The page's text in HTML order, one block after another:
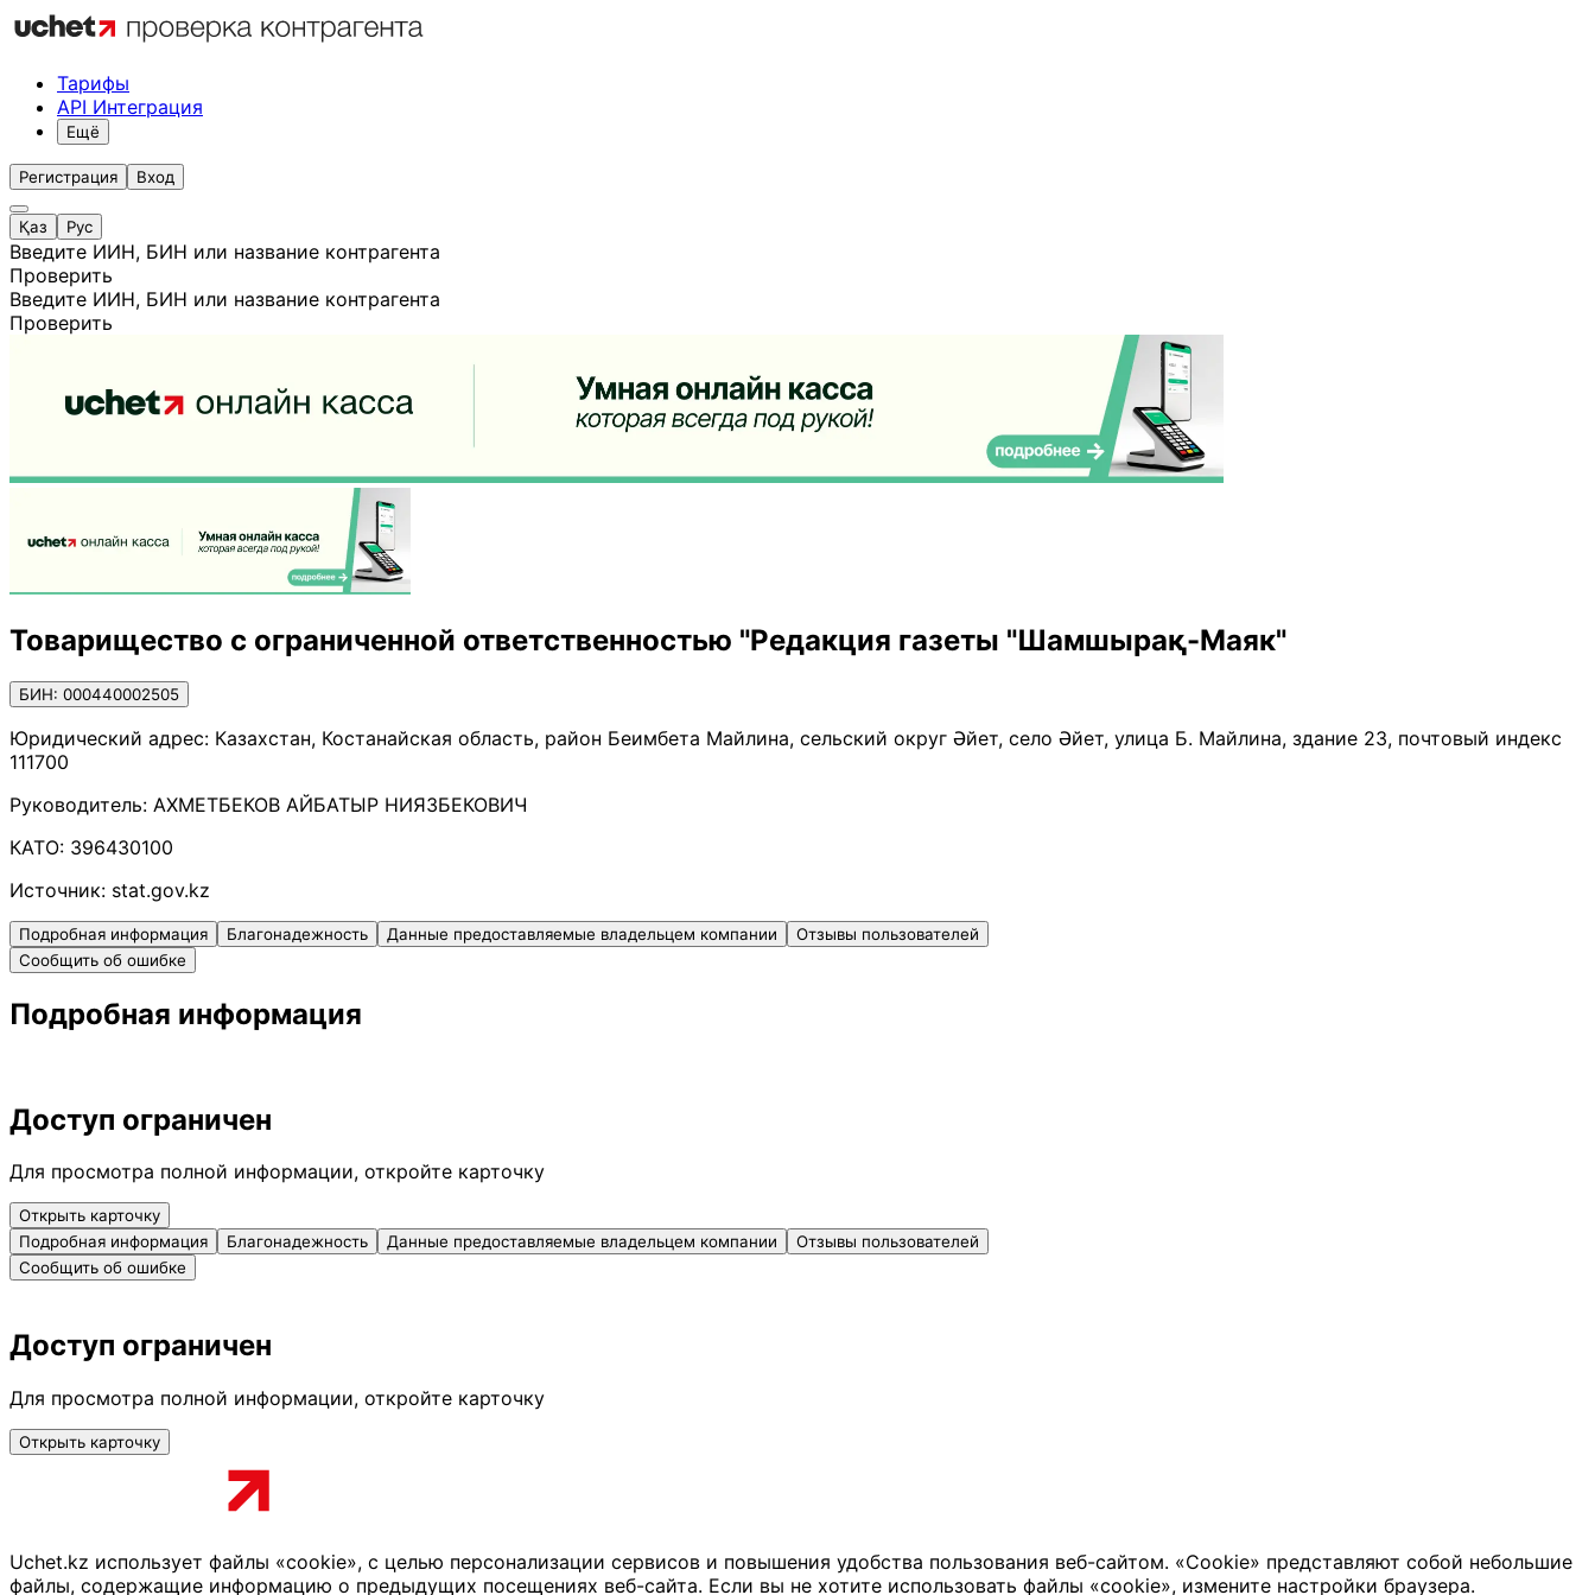
Тарифы
API Интеграция
Ещё
Регистрация Вход
Қаз Рус
Введите ИИН, БИН или название контрагента
Проверить
Введите ИИН, БИН или название контрагента
Проверить
Товарищество с ограниченной ответственностью "Редакция газеты "Шамшырақ-Маяк"
БИН: 000440002505
Юридический адрес: Казахстан, Костанайская область, район Беимбета Майлина, сельский округ Әйет, село Әйет, улица Б. Майлина, здание 23, почтовый индекс
111700
Руководитель: АХМЕТБЕКОВ АЙБАТЫР НИЯЗБЕКОВИЧ
КАТО: 396430100
Источник: stat.gov.kz
Подробная информация Благонадежность Данные предоставляемые владельцем компании
Отзывы пользователей
Сообщить об ошибке
Подробная информация
Доступ ограничен
Для просмотра полной информации, откройте карточку
Открыть карточку
Подробная информация
Благонадежность Данные предоставляемые владельцем компании
Отзывы пользователей
Сообщить об ошибке
Доступ ограничен
Для просмотра полной информации, откройте карточку
Открыть карточку
Uchet.kz использует файлы «cookie», с целью персонализации сервисов и повышения удобства пользования веб-сайтом. «Cookie» представляют собой небольшие
файлы, содержащие информацию о предыдущих посещениях веб-сайта. Если вы не хотите использовать файлы «cookie», измените настройки браузера.